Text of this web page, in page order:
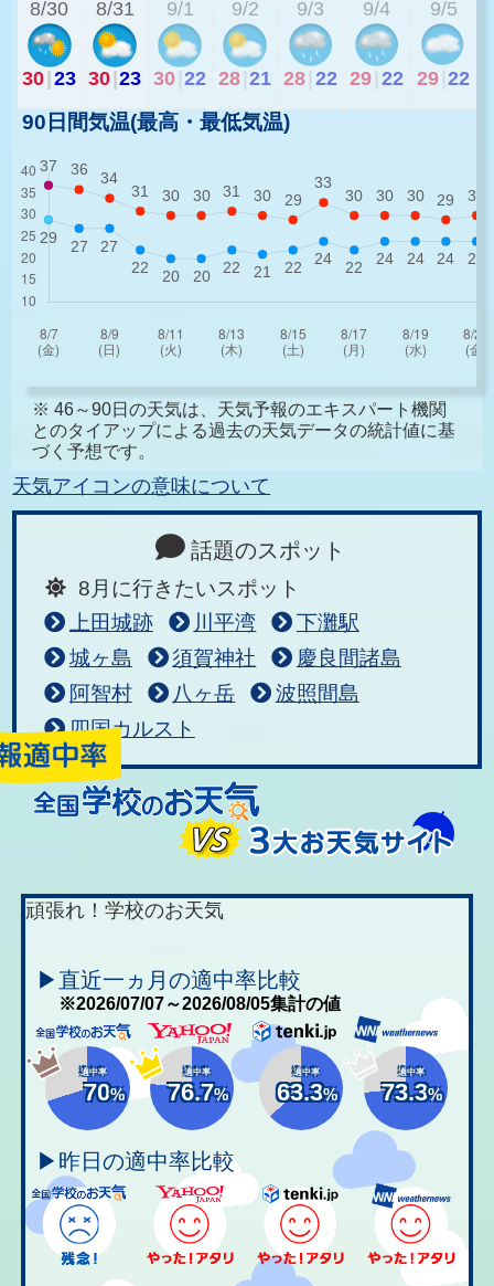
8/30
30|23
8/31
30|23
9/1
30 22
9/2
28 21
9/3
28 22
9/4
29 22
9/5
29 22
90日間気温(最高・最低気温)
※ 46～90日の天気は、天気予報のエキスパート機関
とのタイアップによる過去の天気データの統計値に基
づく予想です。
天気アイコンの意味について
話題のスポット
8月に行きたいスポット
上田城跡
川平湾
下灘駅
城ヶ島
須賀神社
慶良間諸島
阿智村
八ヶ岳
波照間島
四国カルスト
頑張れ！学校のお天気
▶直近一ヵ月の適中率比較
※2026/07/07～2026/08/05集計の値
適中率
70%
適中率
76.7%
適中率
63.3%
適中率
73.3%
▶昨日の適中率比較